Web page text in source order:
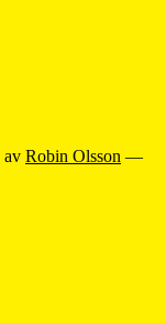
av Robin Olsson —